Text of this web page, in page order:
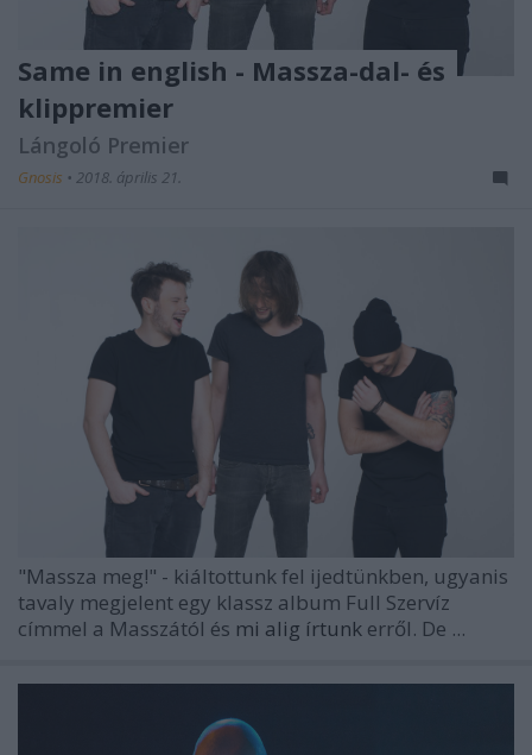
Same in english - Massza-dal- és
klippremier
Lángoló Premier
Gnosis • 2018. április 21.
"Massza meg!" - kiáltottunk fel ijedtünkben, ugyanis
tavaly megjelent egy klassz album Full Szervíz
címmel a Masszától és mi alig írtunk erről. De ...